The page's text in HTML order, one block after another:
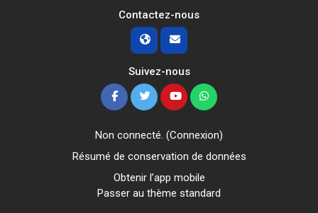
Contactez-nous
Suivez-nous
Non connecté. (Connexion)
Résumé de conservation de données
Obtenir l’app mobile
Passer au thème standard